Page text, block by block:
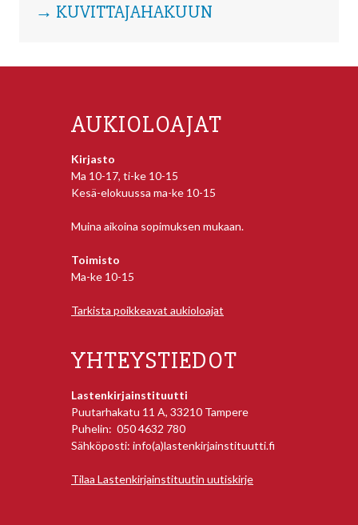
→ KUVITTAJAHAKUUN
AUKIOLOAJAT
Kirjasto
Ma 10-17, ti-ke 10-15
Kesä-elokuussa ma-ke 10-15
Muina aikoina sopimuksen mukaan.
Toimisto
Ma-ke 10-15
Tarkista poikkeavat aukioloajat
YHTEYSTIEDOT
Lastenkirjainstituutti
Puutarhakatu 11 A, 33210 Tampere
Puhelin: 050 4632 780
Sähköposti: info(a)lastenkirjainstituutti.fi
Tilaa Lastenkirjainstituutin uutiskirje